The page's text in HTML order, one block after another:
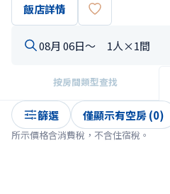
飯店詳情
08月 06日〜 1人×1間
按房間類型查找
篩選 僅顯示有空房 (0)
所示價格含消費稅，不含住宿稅。